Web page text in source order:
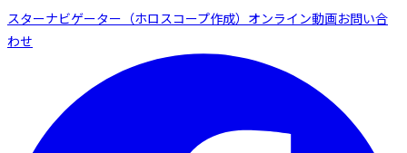
スターナビゲーター（ホロスコープ作成） オンライン動画お問い合
わせ